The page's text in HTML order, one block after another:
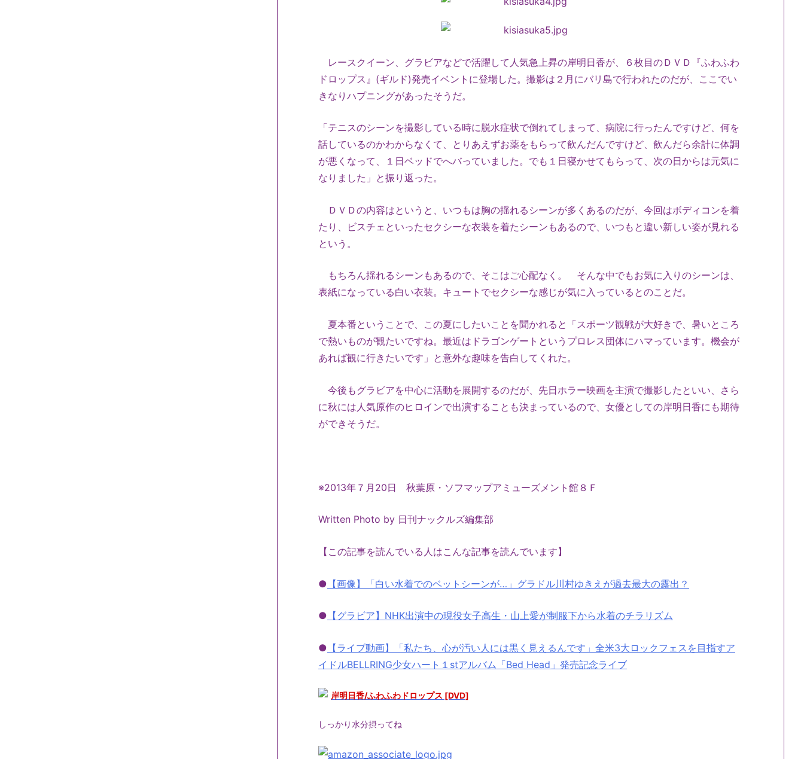
レースクイーン、グラビアなどで活躍して人気急上昇の岸明日香が、６枚目のＤＶＤ『ふわふわ
ドロップス』(ギルド)発売イベントに登場した。撮影は２月にバリ島で行われたのだが、ここでい
きなりハプニングがあったそうだ。
「テニスのシーンを撮影している時に脱水症状で倒れてしまって、病院に行ったんですけど、何を
話しているのかわからなくて、とりあえずお薬をもらって飲んだんですけど、飲んだら余計に体調
が悪くなって、１日ベッドでへバっていました。でも１日寝かせてもらって、次の日からは元気に
なりました」と振り返った。
ＤＶＤの内容はというと、いつもは胸の揺れるシーンが多くあるのだが、今回はボディコンを着
たり、ビスチェといったセクシーな衣装を着たシーンもあるので、いつもと違い新しい姿が見れる
という。
もちろん揺れるシーンもあるので、そこはご心配なく。 そんな中でもお気に入りのシーンは、
表紙になっている白い衣装。キュートでセクシーな感じが気に入っているとのことだ。
夏本番ということで、この夏にしたいことを聞かれると「スポーツ観戦が大好きで、暑いところ
で熱いものが観たいですね。最近はドラゴンゲートというプロレス団体にハマっています。機会が
あれば観に行きたいです」と意外な趣味を告白してくれた。
今後もグラビアを中心に活動を展開するのだが、先日ホラー映画を主演で撮影したといい、さら
に秋には人気原作のヒロインで出演することも決まっているので、女優としての岸明日香にも期待
ができそうだ。
※2013年７月20日 秋葉原・ソフマップアミューズメント館８Ｆ
Written Photo by 日刊ナックルズ編集部
【この記事を読んでいる人はこんな記事を読んでいます】
● 【画像】「白い水着でのベットシーンが…」グラドル川村ゆきえが過去最大の露出？
● 【グラビア】NHK出演中の現役女子高生・山上愛が制服下から水着のチラリズム
● 【ライブ動画】「私たち、心が汚い人には黒く見えるんです」全米3大ロックフェスを目指すア
イドルBELLRING少女ハート１stアルバム「Bed Head」発売記念ライブ
岸明日香/ふわふわドロップス [DVD]
しっかり水分摂ってね